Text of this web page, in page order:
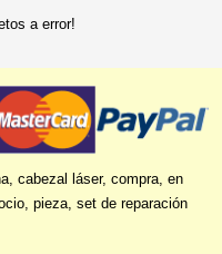
a error!
cabezal láser, compra, en
pieza, set de reparación